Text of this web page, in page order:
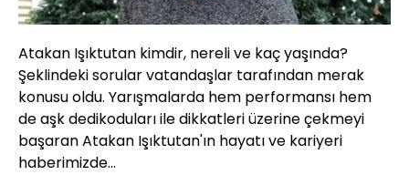
Atakan Işıktutan kimdir, nereli ve kaç yaşında?
Şeklindeki sorular vatandaşlar tarafından merak
konusu oldu. Yarışmalarda hem performansı hem
de aşk dedikoduları ile dikkatleri üzerine çekmeyi
başaran Atakan Işıktutan'ın hayatı ve kariyeri
haberimizde...